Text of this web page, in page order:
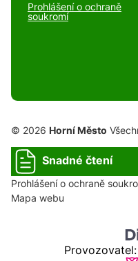
Prohlášení o ochraně
soukromí
© 2026 Horní Město
Snadné čtení
Prohlášení o ochraně
Mapa webu